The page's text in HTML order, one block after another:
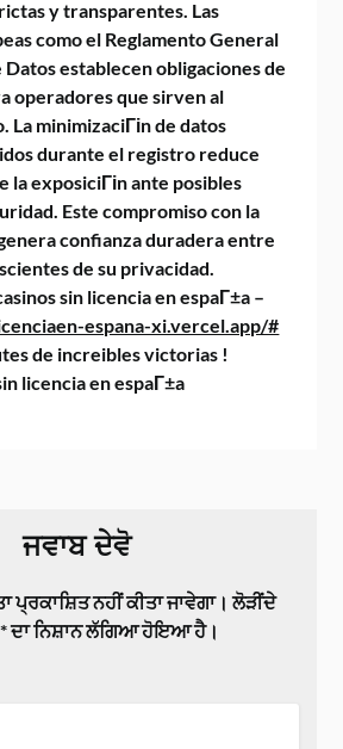
y transparentes. Las
como el Reglamento General
Datos establecen obligaciones de
operadores que sirven al
La minimizaciГіn de datos
durante el registro reduce
la exposiciГіn ante posibles
Este compromiso con la
confianza duradera entre
de su privacidad.
sin licencia en espaГ±a –
espana-xi.vercel.app/#
de increibles victorias !
licencia en espaГ±a
ਜਵਾਬ ਦੇਵੋ
ਪ੍ਰਕਾਸ਼ਿਤ ਨਹੀਂ ਕੀਤਾ ਜਾਵੇਗਾ। ਲੋੜੀਂਦੇ
*ਦਾ ਨਿਸ਼ਾਨ ਲੱਗਿਆ ਹੋਇਆ ਹੈ।